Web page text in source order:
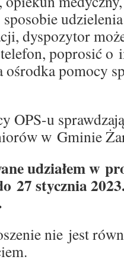
dyspozytor
poprosić o
pomocy
OPS-u
w Gminie
udziałem w
27 stycznia 2023
nie jest